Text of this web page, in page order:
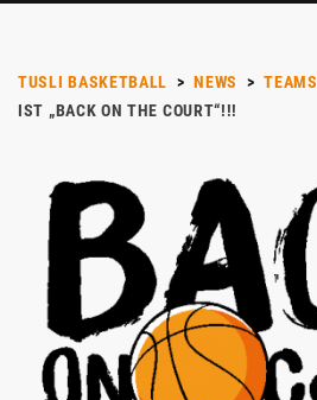
TUSLI BASKETBALL > NEWS > TEAMS
IST „BACK ON THE COURT“!!!